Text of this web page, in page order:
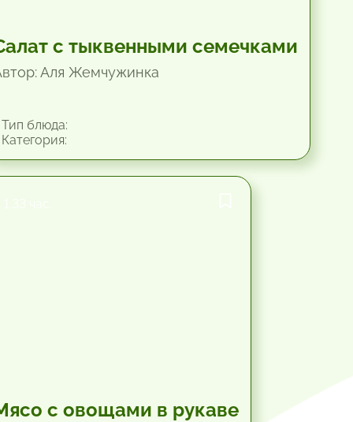
с тыквенными семечками
Аля Жемчужинка
блюда:
с овощами в рукаве